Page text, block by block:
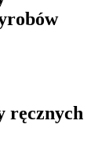
ręcznych